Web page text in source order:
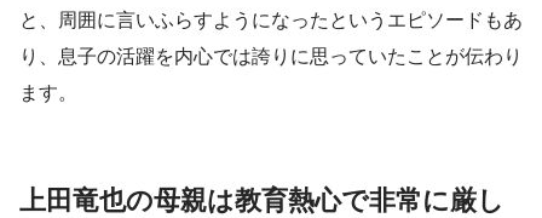
と、周囲に言いふらすようになったというエピソードもあ
り、息子の活躍を内心では誇りに思っていたことが伝わり
ます。
上田竜也の母親は教育熱心で非常に厳し